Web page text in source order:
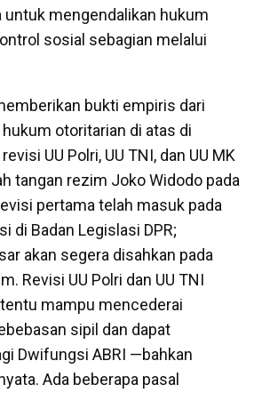
untuk mengendalikan hukum
sosial sebagian melalui
bukti empiris dari
otoritarian di atas di
UU Polri, UU TNI, dan UU MK
tangan rezim Joko Widodo pada
pertama telah masuk pada
di Badan Legislasi DPR;
akan segera disahkan pada
Revisi UU Polri dan UU TNI
mampu mencederai
sipil dan dapat
Dwifungsi ABRI —bahkan
Ada beberapa pasal